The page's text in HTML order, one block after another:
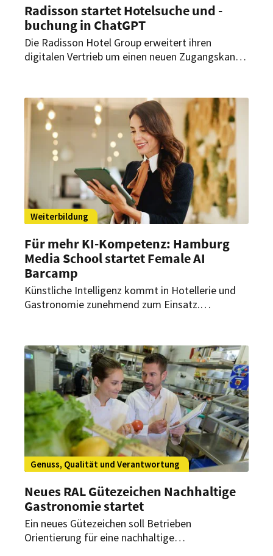
Radisson startet Hotelsuche und -
buchung in ChatGPT
Die Radisson Hotel Group erweitert ihren
digitalen Vertrieb um einen neuen Zugangskanal.
ChatGPT Hotels suchen sowie Preise,
Verfügbarkeiten und Ausstattung vergleichen
können.
Weiterbildung
Für mehr KI-Kompetenz: Hamburg
Media School startet Female AI
Barcamp
Künstliche Intelligenz kommt in Hotellerie und
Gastronomie zunehmend zum Einsatz.
unterrepräsentiert. Ein neues
Weiterbildungsformat soll daher weibliche Fach-
und Führungskräfte im Umgang mit der
Technologie stärken.
Genuss, Qualität und Verantwortung
Neues RAL Gütezeichen Nachhaltige
Gastronomie startet
Ein neues Gütezeichen soll Betrieben
Orientierung für eine nachhaltige